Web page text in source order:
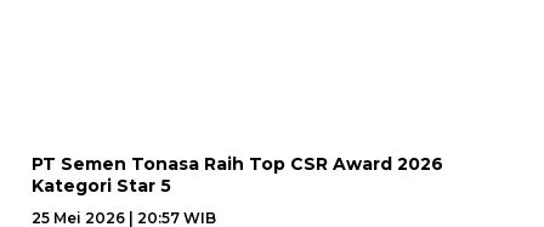
PT Semen Tonasa Raih Top CSR Award 2026
Kategori Star 5
25 Mei 2026 | 20:57 WIB